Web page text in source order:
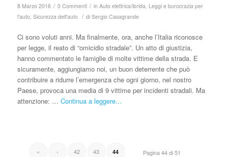
8 Marzo 2016 / 0 Commenti / in Auto elettrica/ibrida Leggi e burocrazia per
l'auto, Sicurezza dell'auto / di Sergio Casagrande
Ci sono voluti anni. Ma finalmente, ora, anche l’Italia riconosce
per legge, il reato di “omicidio stradale”. Un atto di giustizia,
hanno commentato le famiglie di molte vittime della strada. E
sicuramente, aggiungiamo noi, un buon deterrente che può
contribuire a ridurre l’emergenza che ogni giorno, nel nostro
Paese, provoca una media di 9 vittime per incidenti stradali. Ma
attenzione: … Continua a leggere...
Pagina 44 di 51
« ‹ 42 43 44